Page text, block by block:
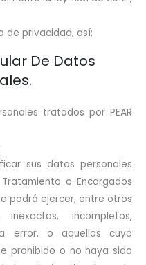
de privacidad, así;
De Datos
tratados por PEAR
sus datos personales
o Encargados
podrá ejercer, entre otros
incompletos,
error, o aquellos cuyo
prohibido o no haya sido